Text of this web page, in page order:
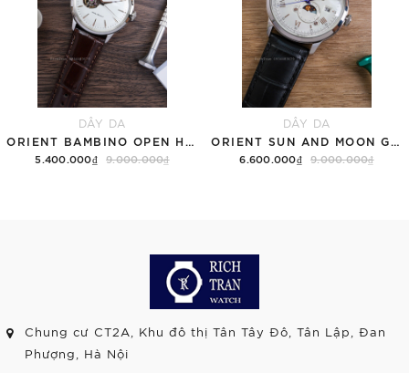
DÂY DA
5.400.000₫ 9.000.000₫
DÂY DA
6.600.000₫ 9.000.000₫
Chung cư CT2A, Khu đô thị Tân Tây Đô, Tân Lập, Đan
Phượng, Hà Nội